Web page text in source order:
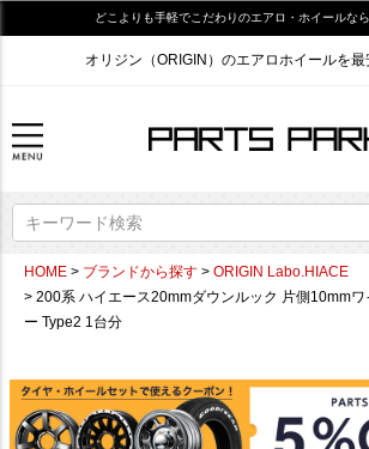
どこよりも手軽でこだわりのエアロ・ホイールな
オリジン（ORIGIN）のエアロホイールを最
HOME ブランドから探す
ORIGIN Labo.HIACE
200系 ハイエース20mmダウンルック 片側10mm
ー Type2 1台分